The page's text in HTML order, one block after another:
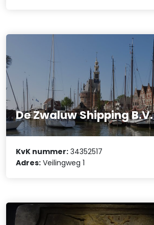
De Zwaluw Shipping B.V.
KvK nummer: 34352517
Adres: Veilingweg 1